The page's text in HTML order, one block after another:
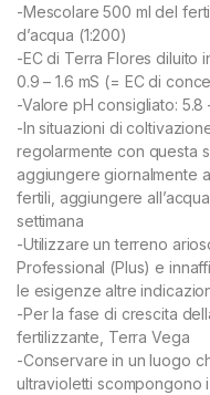
-Mescolare 500 ml del
d’acqua (1:200)
-EC di Terra Flores diluito
0.9 – 1.6 mS (= EC di
-Valore pH consigliato: 5.8
-In situazioni di
regolarmente con questa
aggiungere giornalmente
fertili, aggiungere
settimana
-Utilizzare un terreno
Professional (Plus) e
le esigenze altre
-Per la fase di crescita
fertilizzante, Terra Vega
-Conservare in un luogo
ultravioletti scompongono